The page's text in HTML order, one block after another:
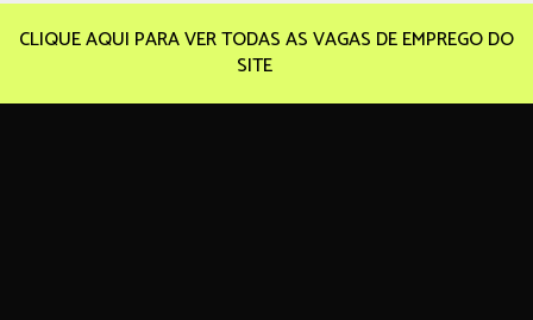
CLIQUE AQUI PARA VER TODAS AS VAGAS DE EMPREGO DO
SITE